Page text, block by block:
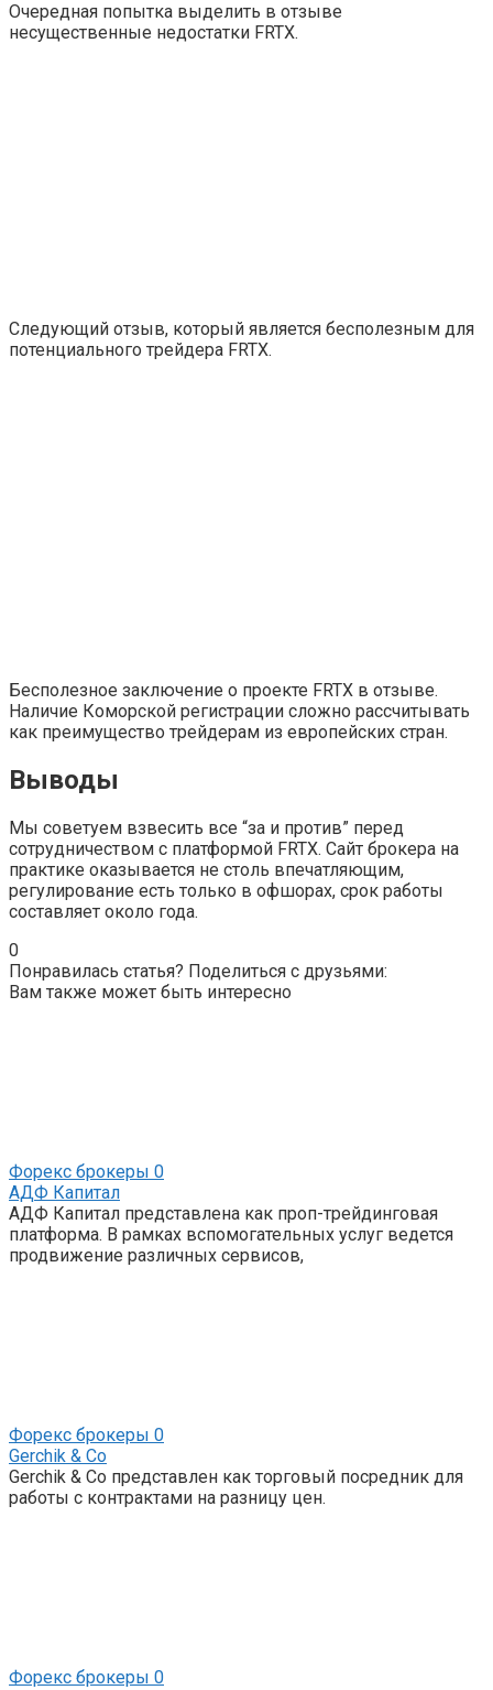
Очередная попытка выделить в отзыве
несущественные недостатки FRTX.
Следующий отзыв, который является бесполезным для
потенциального трейдера FRTX.
Бесполезное заключение о проекте FRTX в отзыве.
Наличие Коморской регистрации сложно рассчитывать
как преимущество трейдерам из европейских стран.
Выводы
Мы советуем взвесить все “за и против” перед
сотрудничеством с платформой FRTX. Сайт брокера на
практике оказывается не столь впечатляющим,
регулирование есть только в офшорах, срок работы
составляет около года.
0
Понравилась статья? Поделиться с друзьями:
Вам также может быть интересно
Форекс брокеры 0
АДФ Капитал
АДФ Капитал представлена как проп-трейдинговая
платформа. В рамках вспомогательных услуг ведется
продвижение различных сервисов,
Форекс брокеры 0
Gerchik & Co
Gerchik & Co представлен как торговый посредник для
работы с контрактами на разницу цен.
Форекс брокеры 0